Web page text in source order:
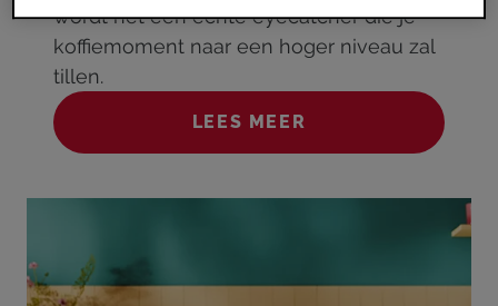
wordt het een echte eyecatcher die je
koffiemoment naar een hoger niveau zal
tillen.
LEES MEER